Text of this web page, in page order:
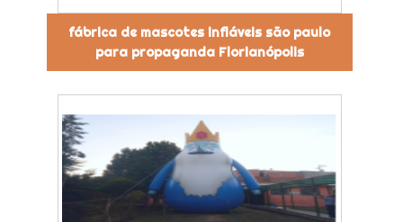
fábrica de mascotes infláveis são paulo
para propaganda Florianópolis